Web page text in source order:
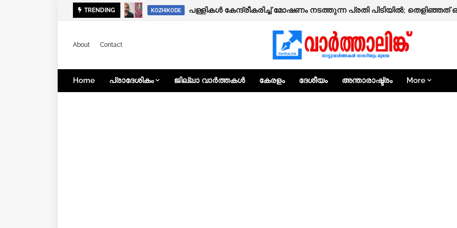
TRENDING KOZHIKODE പള്ളികൾ കേന്ദ്രീകരിച്ച് മോഷണം നടത്തുന്ന പ്രതി പിടിയിൽ; തെളിഞ്ഞത്
KOZHIKODE കനത്ത മഴ: നാദാപുരത്ത് നിർമ്മാണത്തിലിരിക്കുന്ന രണ്ടുനില വീട്
About Contact
Home പ്രാദേശികം ജില്ലാ വാർത്തകൾ കേരളം ദേശീയം അന്താരാഷ്ട്രം More